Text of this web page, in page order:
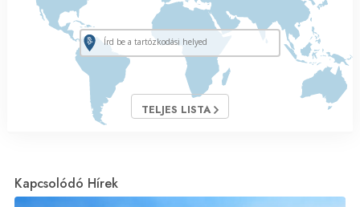
TELJES LISTA
Kapcsolódó Hírek